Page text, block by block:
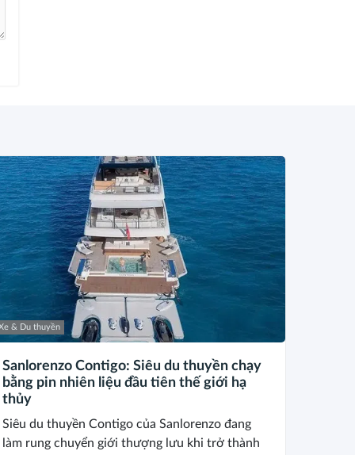
& Du thuyền
Sanlorenzo Contigo: Siêu du thuyền chạy
bằng pin nhiên liệu đầu tiên thế giới hạ
thủy
Siêu du thuyền Contigo của Sanlorenzo đang
làm rung chuyển giới thượng lưu khi trở thành